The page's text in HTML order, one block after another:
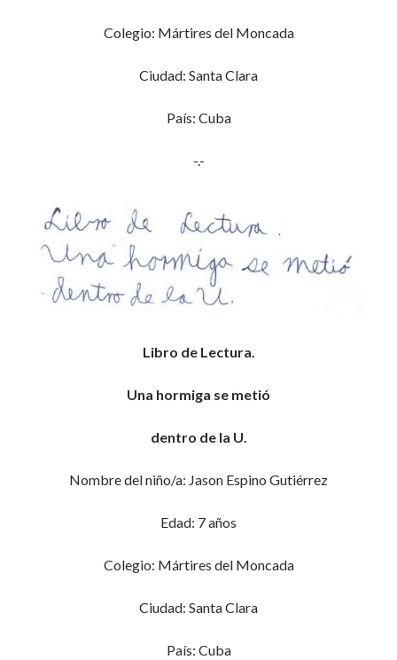
Colegio: Mártires del Moncada
Ciudad: Santa Clara
País: Cuba
-.-
Libro de Lectura.
Una hormiga se metió
dentro de la U.
Nombre del niño/a: Jason Espino Gutiérrez
Edad: 7 años
Colegio: Mártires del Moncada
Ciudad: Santa Clara
País: Cuba